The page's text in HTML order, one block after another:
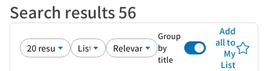
Search results 56
Group
by
title
Add
all to
My
List